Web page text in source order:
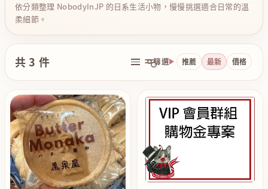
依分類整理 NobodyInJP 的日系生活小物，慢慢挑選適合日常的溫
柔細節。
共 3 件 篩選 推薦 最新 價格